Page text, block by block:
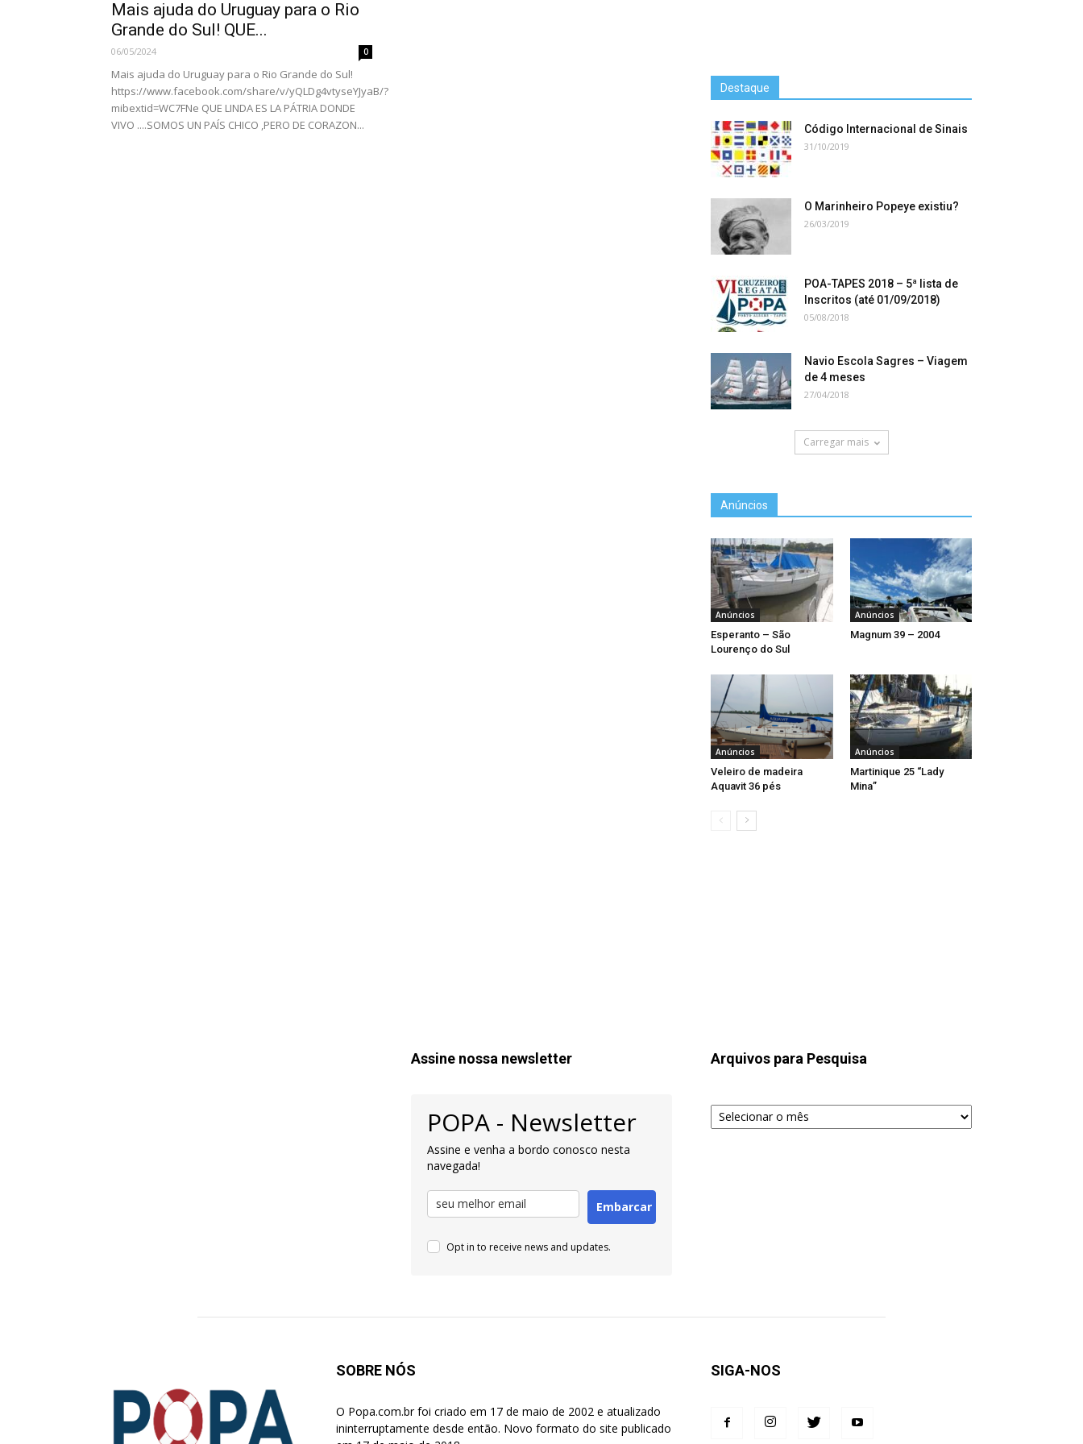
Mais ajuda do Uruguay para o Rio
Grande do Sul! QUE...
06/05/2024 0
Mais ajuda do Uruguay para o Rio Grande do Sul!
https://www.facebook.com/share/v/yQLDg4vtyseYJyaB/?
mibextid=WC7FNe QUE LINDA ES LA PÁTRIA DONDE
VIVO ....SOMOS UN PAÍS CHICO ,PERO DE CORAZON...
Destaque
Código Internacional de Sinais
31/10/2019
O Marinheiro Popeye existiu?
26/03/2019
POA-TAPES 2018 – 5ª lista de
Inscritos (até 01/09/2018)
05/08/2018
Navio Escola Sagres – Viagem
de 4 meses
27/04/2018
Carregar mais
Anúncios
Anúncios
Esperanto – São
Lourenço do Sul
Anúncios
Magnum 39 – 2004
Anúncios
Veleiro de madeira
Aquavit 36 pés
Anúncios
Martinique 25 “Lady
Mina”
Assine nossa newsletter
POPA - Newsletter
Assine e venha a bordo conosco nesta
navegada!
Embarcar
Opt in to receive news and updates.
Arquivos para Pesquisa
Arquivos
para
SOBRE NÓS
O Popa.com.br foi criado em 17 de maio de 2002 e atualizado
ininterruptamente desde então. Novo formato do site publicado
SIGA-NOS